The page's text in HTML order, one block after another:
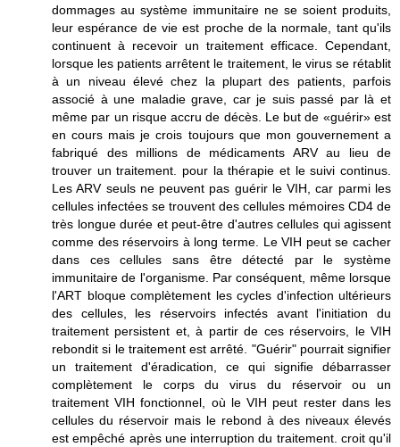
dommages au système immunitaire ne se soient produits,
leur espérance de vie est proche de la normale, tant qu'ils
continuent à recevoir un traitement efficace. Cependant,
lorsque les patients arrêtent le traitement, le virus se rétablit
à un niveau élevé chez la plupart des patients, parfois
associé à une maladie grave, car je suis passé par là et
même par un risque accru de décès. Le but de «guérir» est
en cours mais je crois toujours que mon gouvernement a
fabriqué des millions de médicaments ARV au lieu de
trouver un traitement. pour la thérapie et le suivi continus.
Les ARV seuls ne peuvent pas guérir le VIH, car parmi les
cellules infectées se trouvent des cellules mémoires CD4 de
très longue durée et peut-être d'autres cellules qui agissent
comme des réservoirs à long terme. Le VIH peut se cacher
dans ces cellules sans être détecté par le système
immunitaire de l'organisme. Par conséquent, même lorsque
l'ART bloque complètement les cycles d'infection ultérieurs
des cellules, les réservoirs infectés avant l'initiation du
traitement persistent et, à partir de ces réservoirs, le VIH
rebondit si le traitement est arrêté. "Guérir" pourrait signifier
un traitement d'éradication, ce qui signifie débarrasser
complètement le corps du virus du réservoir ou un
traitement VIH fonctionnel, où le VIH peut rester dans les
cellules du réservoir mais le rebond à des niveaux élevés
est empêché après une interruption du traitement. croit qu'il